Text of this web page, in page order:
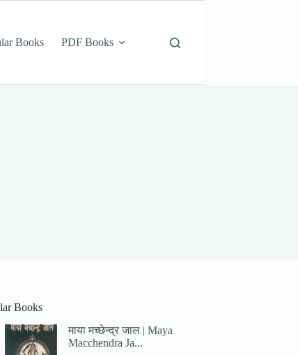
Books PDF Books
Books
माया मच्छेन्द्र जाल | Maya
Macchendra Ja...